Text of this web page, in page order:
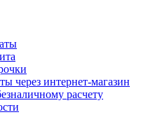
через интернет-магазин
расчету